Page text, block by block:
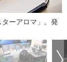
ーアロマ」。発